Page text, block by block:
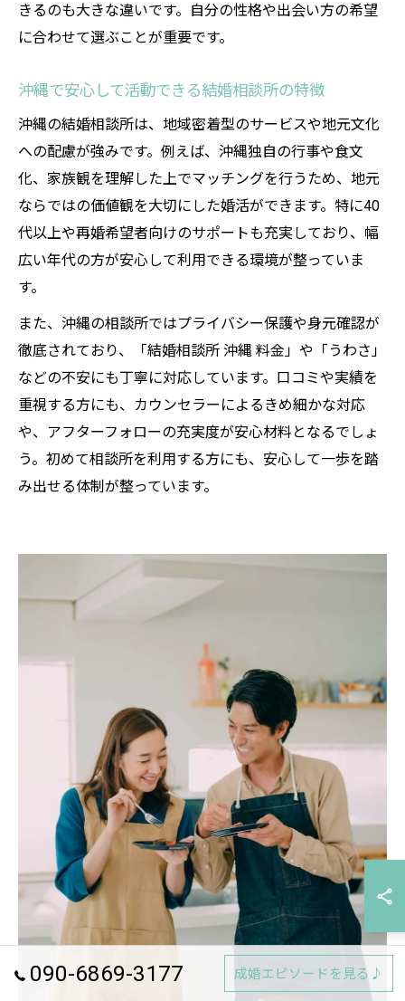
きるのも大きな違いです。自分の性格や出会い方の希望
に合わせて選ぶことが重要です。
沖縄で安心して活動できる結婚相談所の特徴
沖縄の結婚相談所は、地域密着型のサービスや地元文化
への配慮が強みです。例えば、沖縄独自の行事や食文
化、家族観を理解した上でマッチングを行うため、地元
ならではの価値観を大切にした婚活ができます。特に40
代以上や再婚希望者向けのサポートも充実しており、幅
広い年代の方が安心して利用できる環境が整っていま
す。
また、沖縄の相談所ではプライバシー保護や身元確認が
徹底されており、「結婚相談所 沖縄 料金」や「うわさ」
などの不安にも丁寧に対応しています。口コミや実績を
重視する方にも、カウンセラーによるきめ細かな対応
や、アフターフォローの充実度が安心材料となるでしょ
う。初めて相談所を利用する方にも、安心して一歩を踏
み出せる体制が整っています。
090-6869-3177 成婚エピソードを見る♪